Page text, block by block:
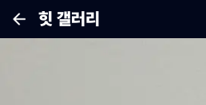
힛 갤러리